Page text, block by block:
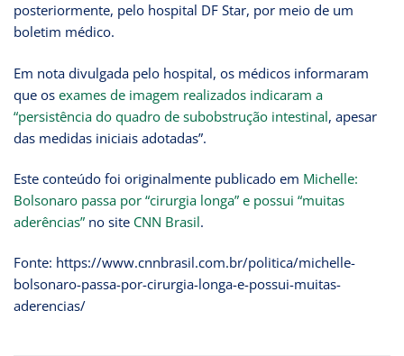
posteriormente, pelo hospital DF Star, por meio de um
boletim médico.
Em nota divulgada pelo hospital, os médicos informaram
que os exames de imagem realizados indicaram a
“persistência do quadro de subobstrução intestinal, apesar
das medidas iniciais adotadas”.
Este conteúdo foi originalmente publicado em Michelle:
Bolsonaro passa por “cirurgia longa” e possui “muitas
aderências” no site CNN Brasil.
Fonte: https://www.cnnbrasil.com.br/politica/michelle-
bolsonaro-passa-por-cirurgia-longa-e-possui-muitas-
aderencias/